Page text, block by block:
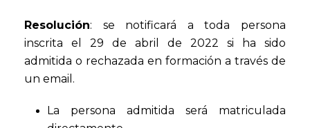
Resolución: se notificará a toda persona
inscrita el 29 de abril de 2022 si ha sido
admitida o rechazada en formación a través de
un email.
La persona admitida será matriculada